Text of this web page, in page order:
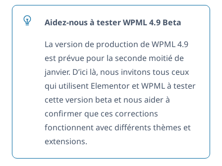
Aidez-nous à tester WPML 4.9 Beta
La version de production de WPML 4.9
est prévue pour la seconde moitié de
janvier. D’ici là, nous invitons tous ceux
qui utilisent Elementor et WPML à tester
cette version beta et nous aider à
confirmer que ces corrections
fonctionnent avec différents thèmes et
extensions.